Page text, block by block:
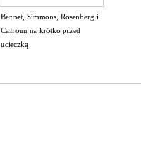
Bennet, Simmons, Rosenberg i
Calhoun na krótko przed
ucieczką